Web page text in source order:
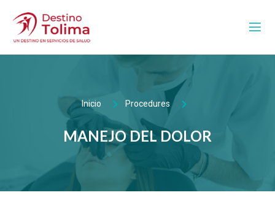
Inicio Procedures
MANEJO DEL DOLOR